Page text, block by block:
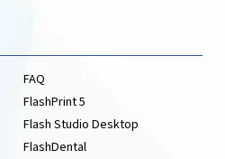
FAQ
FlashPrint 5
Flash Studio Desktop
FlashDental